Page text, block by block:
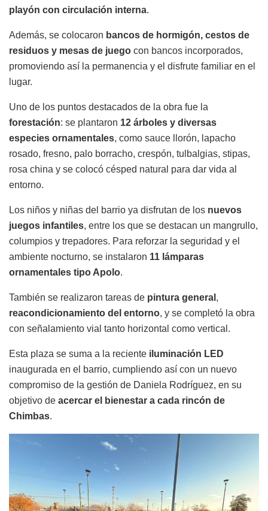
playón con circulación interna.
Además, se colocaron bancos de hormigón, cestos de
residuos y mesas de juego con bancos incorporados,
promoviendo así la permanencia y el disfrute familiar en el
lugar.
Uno de los puntos destacados de la obra fue la
forestación: se plantaron 12 árboles y diversas
especies ornamentales, como sauce llorón, lapacho
rosado, fresno, palo borracho, crespón, tulbalgias, stipas,
rosa china y se colocó césped natural para dar vida al
entorno.
Los niños y niñas del barrio ya disfrutan de los nuevos
juegos infantiles, entre los que se destacan un mangrullo,
columpios y trepadores. Para reforzar la seguridad y el
ambiente nocturno, se instalaron 11 lámparas
ornamentales tipo Apolo.
También se realizaron tareas de pintura general ,
reacondicionamiento del entorno, y se completó la obra
con señalamiento vial tanto horizontal como vertical.
Esta plaza se suma a la reciente iluminación LED
inaugurada en el barrio, cumpliendo así con un nuevo
compromiso de la gestión de Daniela Rodríguez, en su
objetivo de acercar el bienestar a cada rincón de
Chimbas.